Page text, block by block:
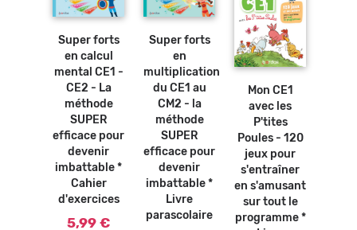
Ajouter
au
Super forts
en calcul
mental CE1 -
CE2 - La
méthode
SUPER
efficace pour
devenir
imbattable *
Cahier
d'exercices
5,99 €
Ajouter
au
Super forts
en
multiplication
du CE1 au
CM2 - la
méthode
SUPER
efficace pour
devenir
imbattable *
Livre
parascolaire
Ajouter
au
Mon CE1
avec les
P'tites
Poules - 120
jeux pour
s'entraîner
en s'amusant
sur tout le
programme *